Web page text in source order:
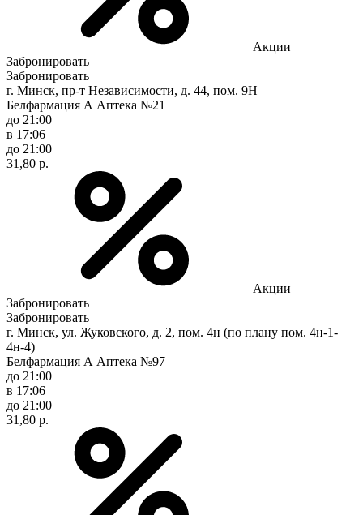
Акции
Забронировать
Забронировать
г. Минск, пр-т Независимости, д. 44, пом. 9Н
Белфармация А Аптека №21
до 21:00
в 17:06
до 21:00
31,80 р.
Акции
Забронировать
Забронировать
г. Минск, ул. Жуковского, д. 2, пом. 4н (по плану пом. 4н-1-
4н-4)
Белфармация А Аптека №97
до 21:00
в 17:06
до 21:00
31,80 р.